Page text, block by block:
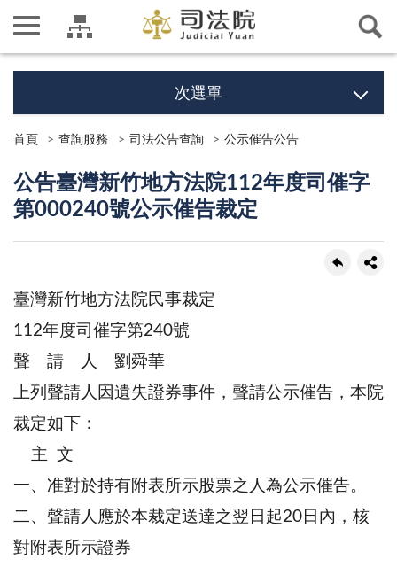
次選單
首頁 查詢服務 司法公告查詢 公示催告公告
公告臺灣新竹地方法院112年度司催字
第000240號公示催告裁定
臺灣新竹地方法院民事裁定
112年度司催字第240號
聲 請 人 劉舜華
上列聲請人因遺失證券事件，聲請公示催告，本院
裁定如下：
主 文
一、准對於持有附表所示股票之人為公示催告。
二、聲請人應於本裁定送達之翌日起20日內，核
對附表所示證券